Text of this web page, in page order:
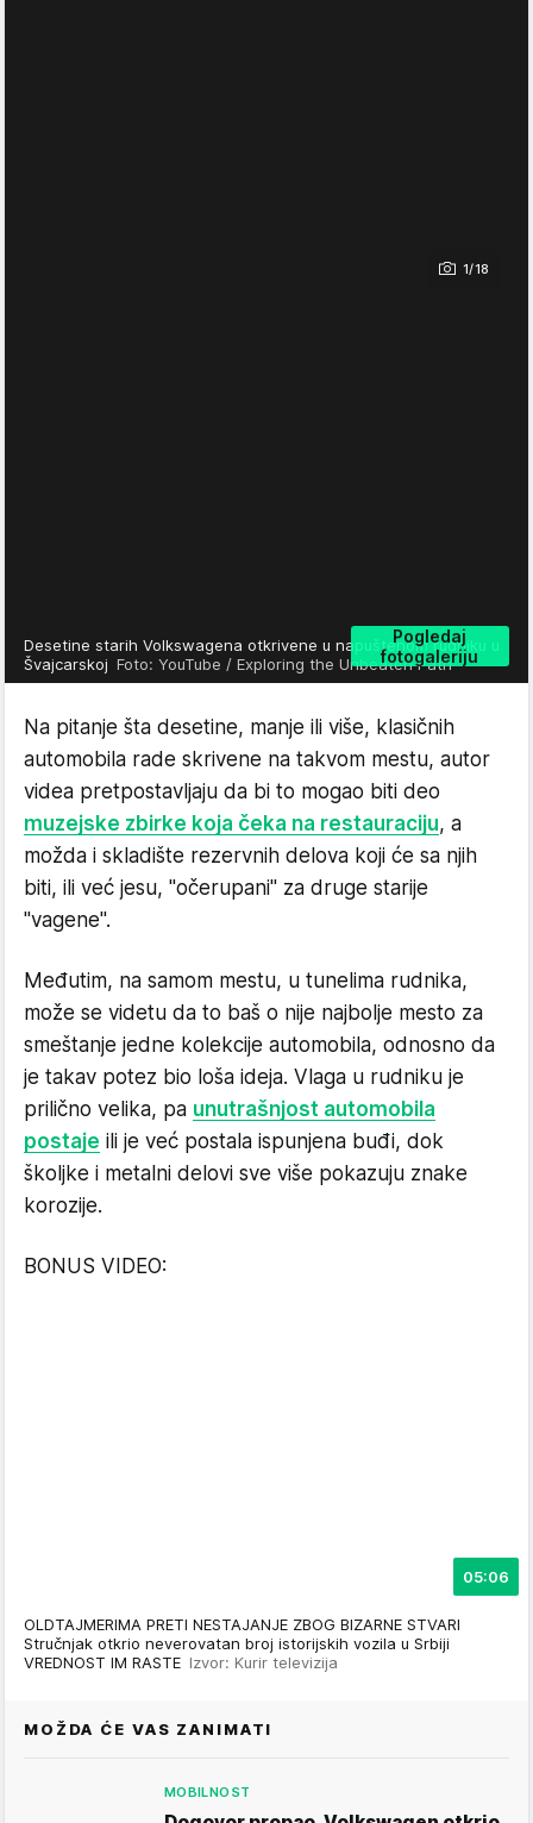
1/18
Pogledaj
fotogaleriju
Desetine starih Volkswagena otkrivene u napuštenom rudniku u
Švajcarskoj Foto: YouTube / Exploring the Unbeaten Path
Na pitanje šta desetine, manje ili više, klasičnih
automobila rade skrivene na takvom mestu, autor
videa pretpostavljaju da bi to mogao biti deo
muzejske zbirke koja čeka na restauraciju, a
možda i skladište rezervnih delova koji će sa njih
biti, ili već jesu, "očerupani" za druge starije
"vagene".
Međutim, na samom mestu, u tunelima rudnika,
može se videtu da to baš o nije najbolje mesto za
smeštanje jedne kolekcije automobila, odnosno da
je takav potez bio loša ideja. Vlaga u rudniku je
prilično velika, pa unutrašnjost automobila
postaje ili je već postala ispunjena buđi, dok
školjke i metalni delovi sve više pokazuju znake
korozije.
BONUS VIDEO:
05:06
OLDTAJMERIMA PRETI NESTAJANJE ZBOG BIZARNE STVARI
Stručnjak otkrio neverovatan broj istorijskih vozila u Srbiji
VREDNOST IM RASTE Izvor: Kurir televizija
MOŽDA ĆE VAS ZANIMATI
MOBILNOST